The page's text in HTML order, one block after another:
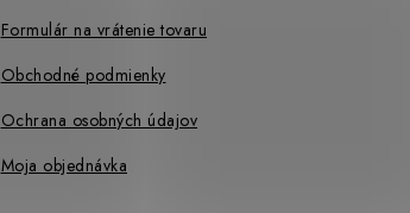
Formulár na vrátenie tovaru
Obchodné podmienky
Ochrana osobných údajov
Moja objednávka